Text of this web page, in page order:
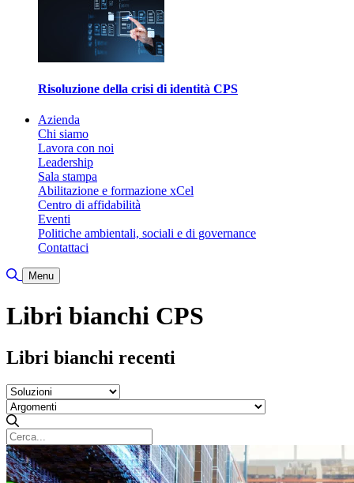
Risoluzione della crisi di identità CPS
Azienda
Chi siamo
Lavora con noi
Leadership
Sala stampa
Abilitazione e formazione xCel
Centro di affidabilità
Eventi
Politiche ambientali, sociali e di governance
Contattaci
Attiva/disattiva ricerca
Menu
Libri bianchi CPS
Libri bianchi recenti